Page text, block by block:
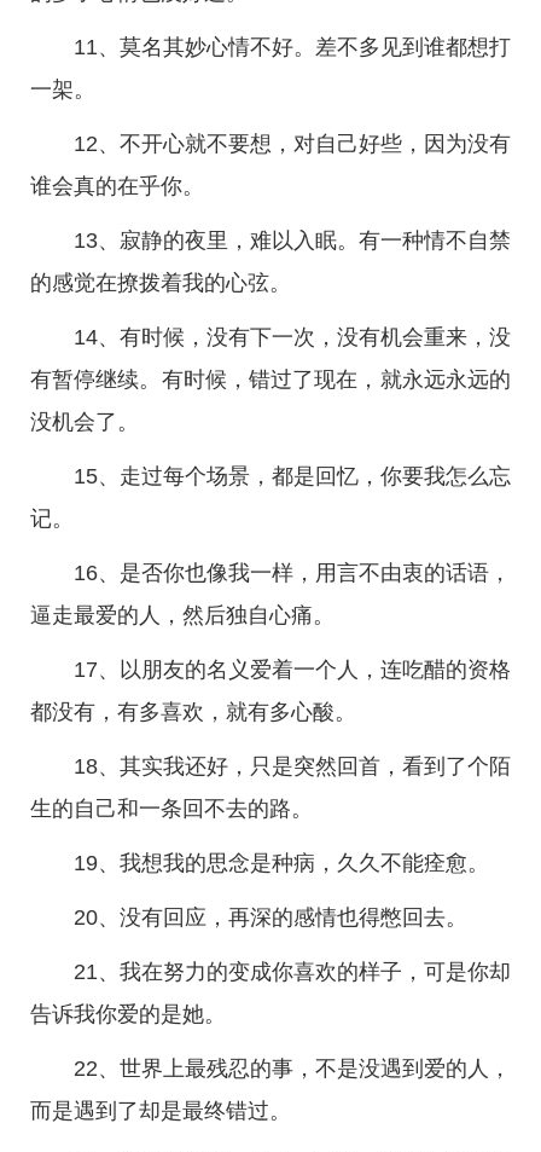
11、莫名其妙心情不好。差不多见到谁都想打
一架。
12、不开心就不要想，对自己好些，因为没有
谁会真的在乎你。
13、寂静的夜里，难以入眠。有一种情不自禁
的感觉在撩拨着我的心弦。
14、有时候，没有下一次，没有机会重来，没
有暂停继续。有时候，错过了现在，就永远永远的
没机会了。
15、走过每个场景，都是回忆，你要我怎么忘
记。
16、是否你也像我一样，用言不由衷的话语，
逼走最爱的人，然后独自心痛。
17、以朋友的名义爱着一个人，连吃醋的资格
都没有，有多喜欢，就有多心酸。
18、其实我还好，只是突然回首，看到了个陌
生的自己和一条回不去的路。
19、我想我的思念是种病，久久不能痊愈。
20、没有回应，再深的感情也得憋回去。
21、我在努力的变成你喜欢的样子，可是你却
告诉我你爱的是她。
22、世界上最残忍的事，不是没遇到爱的人，
而是遇到了却是最终错过。